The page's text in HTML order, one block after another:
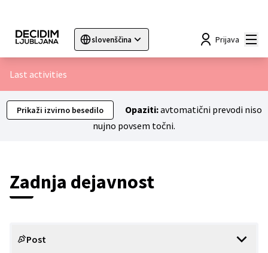
slovenščina
Sprache wählen Choose language Choisir la langue
Prijava
Last activities
Prikaži izvirno besedilo Opaziti:avtomatični prevodi niso
nujno povsem točni.
Zadnja dejavnost
Post